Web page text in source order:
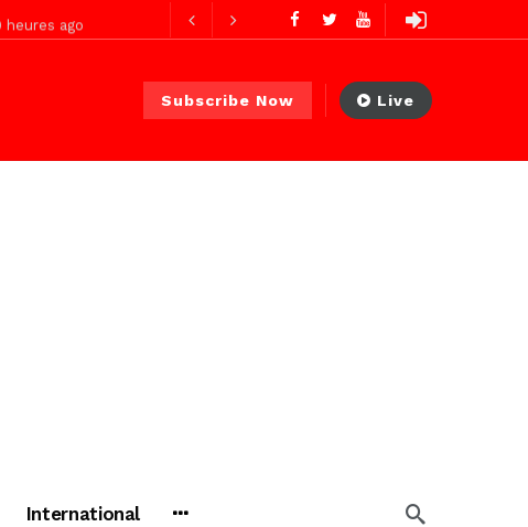
heures ago
Subscribe Now Live
International